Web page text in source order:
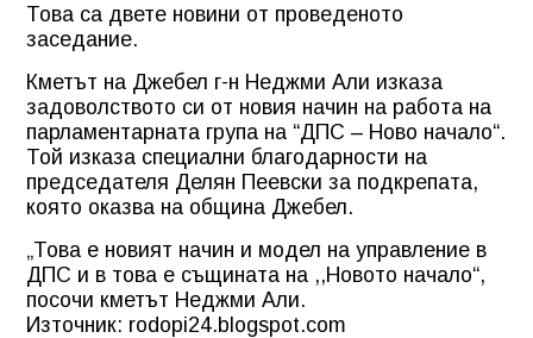
Това са двете новини от проведеното
заседание.
Кметът на Джебел г-н Неджми Али изказа
задоволството си от новия начин на работа на
парламентарната група на “ДПС – Ново начало“.
Той изказа специални благодарности на
председателя Делян Пеевски за подкрепата,
която оказва на община Джебел.
„Това е новият начин и модел на управление в
ДПС и в това е същината на ,,Новото начало“,
посочи кметът Неджми Али.
Източник: rodopi24.blogspot.com